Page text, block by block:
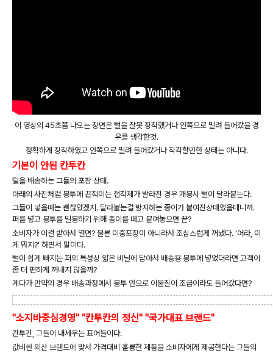
이 영상의 45초쯤 나오는 장면은 털을 잘못 장착했거나 안쪽으로 밀려 들어갔을 경
우를 생각한것.
정확하게 장착하였고 안쪽으로 밀려 들어갔거나 착각할만한 상태는 아니다.
기본이 안된 칸투칸
털을 배송하는 그들의 포장 상태.
아래의 사진처럼 봉투에 끈적이는 접착제가 발라진 경우 개봉시 털이 달라붙는다.
그들이 넣을때는 괜찮았겠지. 달라붙는걸 방지하는 종이가 붙여진상태였을테니까.
퍼를 넣고 봉투를 밀봉하기 위해 종이를 떼고 붙여놓으면 끝?
소비자가 이걸 받아서 열면? 물론 이중포장이 아니라서 조심스럽게 꺼냈다. '어라, 이
게 뭐지?' 하면서 말이다.
털이 쉽게 빠지는 퍼의 특성상 얇은 비닐에 담아서 배송용 봉투에 넣었더라면 고객이
좀 더 편하게 꺼내지 않을까?
게다가 만약의 경우 배송과정에서 봉투 안으로 이물질이 조금이라도 들어갔다면?
"소지바중심경영" "칸투칸의 정신" "국가대표 브랜드"
칸투칸, 그들이 내세우는 표어들이다.
값비싼 외산 브랜드에 맞서 가격대비 훌륭한 제품을 소비자에게 제공한다는 그들의